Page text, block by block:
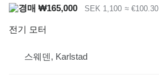
₩165,000 SEK 1,100 ≈ €100.30
전기 모터
스웨덴, Karlstad